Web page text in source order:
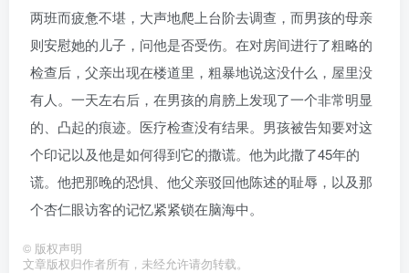
两班而疲惫不堪，大声地爬上台阶去调查，而男孩的母亲
则安慰她的儿子，问他是否受伤。在对房间进行了粗略的
检查后，父亲出现在楼道里，粗暴地说这没什么，屋里没
有人。一天左右后，在男孩的肩膀上发现了一个非常明显
的、凸起的痕迹。医疗检查没有结果。男孩被告知要对这
个印记以及他是如何得到它的撒谎。他为此撒了45年的
谎。他把那晚的恐惧、他父亲驳回他陈述的耻辱，以及那
个杏仁眼访客的记忆紧紧锁在脑海中。
© 版权声明
文章版权归作者所有，未经允许请勿转载。